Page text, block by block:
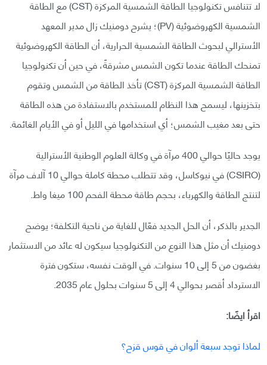
لا تتنافس تكنولوجيا الطاقة الشمسية المركزة (CST) مع الطاقة
الشمسية الكهروضوئية (PV)؛ يشرح دومنيك زال مدير المعهد
الأسترالي لبحوث الطاقة الشمسية الحرارية، أن الطاقة الكهروضوئية
تمنحك الطاقة عندما تكون الشمس مشرقةً، في حين أن تكنولوجيا
الطاقة الشمسية المركزة (CST) تأخذ الطاقة من الشمس وتقوم
بتخزينها، ليسمح هذا النظام للمستخدم بالاستفادة من هذه الطاقة
حتى بعد مغيب الشمس؛ أي استخدامها في الليل أو في الأيام الغائمة.
يوجد حاليًا حوالي 400 مرآة في وكالة العلوم الوطنية الأسترالية
(CSIRO) في نيوكاسل، وقد تتطلب محطة كاملة حوالي 10 آلاف مرآة
لتنتج الطاقة والكهرباء، بحجم طاقة محطة الفحم 100 ميغا واط.
الجدير بالذكر، أن الحل الجديد فعّال للغاية من ناحية التكلفة؛ يوضح
دومنيك أن مثل هذا النوع من التكنولوجيا سيكون له عائد من الاستثمار
بغضون من 5 إلى 10 سنوات. في الوقت نفسه، ستكون فترة
الاسترداد أقصر بحوالي 4 إلى 5 سنوات بحلول عام 2035.
اقرأ ايضًا:
لماذا توجد سبعة ألوان في قوس قزح؟